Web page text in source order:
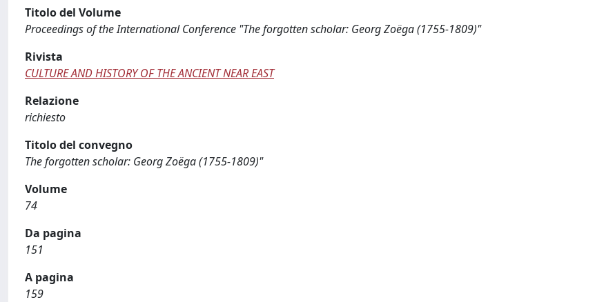
Titolo del Volume
Proceedings of the International Conference "The forgotten scholar: Georg Zoëga (1755-1809)"
Rivista
CULTURE AND HISTORY OF THE ANCIENT NEAR EAST
Relazione
richiesto
Titolo del convegno
The forgotten scholar: Georg Zoëga (1755-1809)"
Volume
74
Da pagina
151
A pagina
159